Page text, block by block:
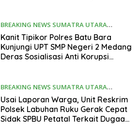
BREAKING NEWS SUMATRA UTARA
Desember 10, 2025
Kanit Tipikor Polres Batu Bara
Kunjungi UPT SMP Negeri 2 Medang
Deras Sosialisasi Anti Korupsi
BREAKING NEWS SUMATRA UTARA
Desember 10, 2025
Usai Laporan Warga, Unit Reskrim
Polsek Labuhan Ruku Gerak Cepat
Sidak SPBU Petatal Terkait Dugaan